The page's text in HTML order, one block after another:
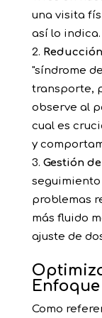
una visita
así lo indica.
"síndrome
transporte,
observe al
cual es
y
Gestión
problemas
más fluido
ajuste de
Como